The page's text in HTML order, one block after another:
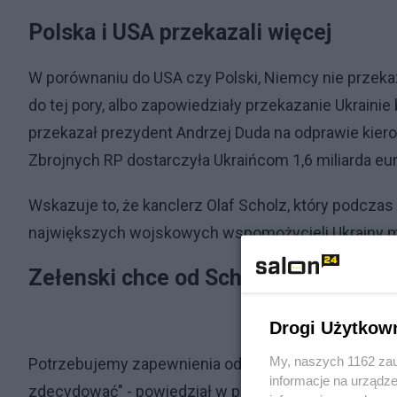
Polska i USA przekazali więcej
W porównaniu do USA czy Polski, Niemcy nie
do tej pory, albo zapowiedziały przekazanie
przekazał prezydent Andrzej Duda na odprawie
Zbrojnych RP dostarczyła Ukraińcom 1,6 miliarda
Wskazuje to, że kanclerz Olaf Scholz, który
największych wojskowych wspomożycieli Ukrainy
Zełenski chce od Scholza
Potrzebujemy zapewnienia od kanclerza Scholza,
zdecydować" - powiedział w poniedziałek w
Drogi
My, naszych 1162
informacje na